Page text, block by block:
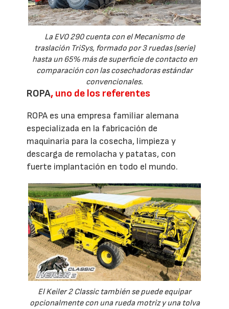
La EVO 290 cuenta con el Mecanismo de
traslación TriSys, formado por 3 ruedas (serie)
hasta un 65% más de superficie de contacto en
comparación con las cosechadoras estándar
convencionales.
ROPA, uno de los referentes
ROPA es una empresa familiar alemana
especializada en la fabricación de
maquinaria para la cosecha, limpieza y
descarga de remolacha y patatas, con
fuerte implantación en todo el mundo.
El Keiler 2 Classic también se puede equipar
opcionalmente con una rueda motriz y una tolva